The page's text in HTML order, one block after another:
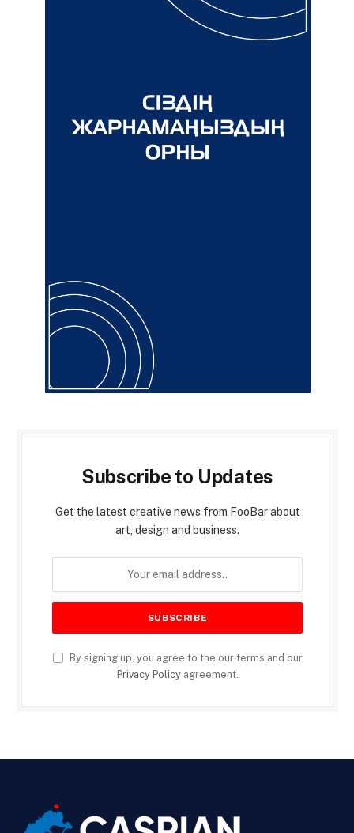
Subscribe to Updates
Get the latest creative news from FooBar about
art, design and business.
By signing up, you agree to the our terms and our
Privacy Policyagreement.